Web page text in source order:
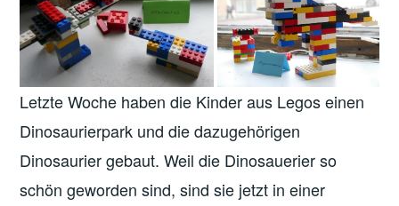
Letzte Woche haben die Kinder aus Legos einen
Dinosaurierpark und die dazugehörigen
Dinosaurier gebaut. Weil die Dinosauerier so
schön geworden sind, sind sie jetzt in einer